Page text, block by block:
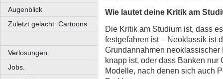
Augenblick
Zuletzt gelacht: Cartoons.
––––––––––––––––––––
Verlosungen.
Jobs.
Wie lautet deine Kritik am
Die Kritik am Studium ist, dass
festgefahren ist – Neoklassik ist
Grundannahmen
knapp ist, oder dass Banken
Modelle, nach denen sich auch